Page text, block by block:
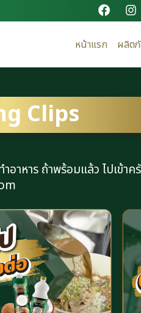
หน้าแรก ผลิต
Clips
หาร ถ้าพร้อมแล้ว ไปเข้า